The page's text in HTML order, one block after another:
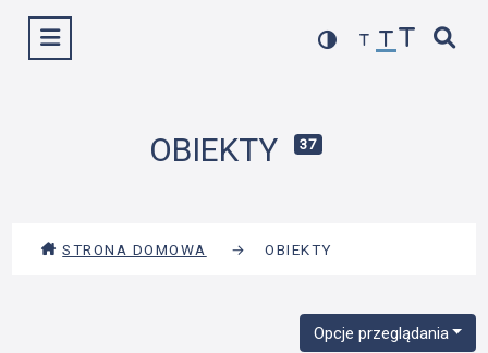
Wyświetl menu
OBIEKTY 37
STRONA DOMOWA → OBIEKTY
Opcje przeglądania